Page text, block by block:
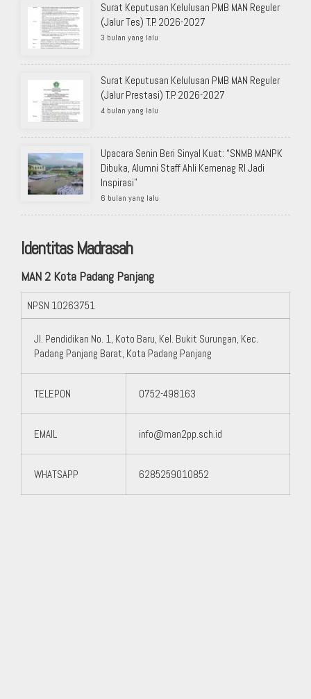
Surat Keputusan Kelulusan PMB MAN Reguler
(Jalur Tes) T.P. 2026-2027
3 bulan yang lalu
Surat Keputusan Kelulusan PMB MAN Reguler
(Jalur Prestasi) T.P. 2026-2027
4 bulan yang lalu
Upacara Senin Beri Sinyal Kuat: “SNMB MANPK
Dibuka, Alumni Staff Ahli Kemenag RI Jadi
Inspirasi”
6 bulan yang lalu
Identitas Madrasah
MAN 2 Kota Padang Panjang
NPSN 10263751
Jl. Pendidikan No. 1, Koto Baru, Kel. Bukit Surungan, Kec.
Padang Panjang Barat, Kota Padang Panjang
TELEPON 0752-498163
EMAIL info@man2pp.sch.id
WHATSAPP 6285259010852